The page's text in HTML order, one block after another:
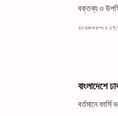
বক্তব্য ও
২০২৬-০৮-০২
বাংলাদেশে
বর্তমানে